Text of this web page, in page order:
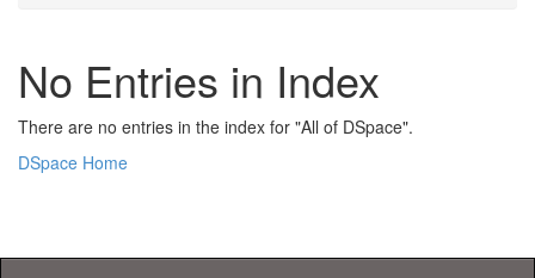
No Entries in Index
There are no entries in the index for "All of DSpace".
DSpace Home